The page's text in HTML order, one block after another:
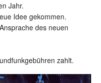
Jahr.
Idee gekommen.
des neuen
zahlt.